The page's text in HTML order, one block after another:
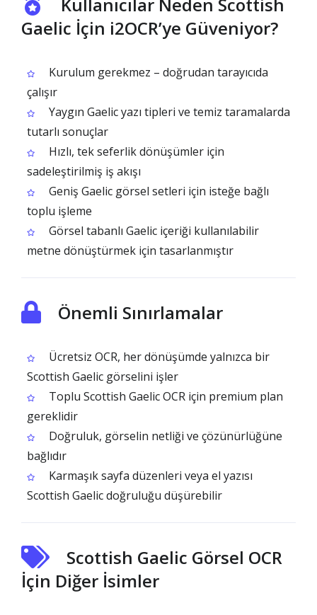
Gaelic İçin i2OCR’ye Güveniyor?
Kurulum gerekmez – doğrudan tarayıcıda
çalışır
Yaygın Gaelic yazı tipleri ve temiz taramalarda
tutarlı sonuçlar
Hızlı, tek seferlik dönüşümler için
sadeleştirilmiş iş akışı
Geniş Gaelic görsel setleri için isteğe bağlı
toplu işleme
Görsel tabanlı Gaelic içeriği kullanılabilir
metne dönüştürmek için tasarlanmıştır
Önemli Sınırlamalar
Ücretsiz OCR, her dönüşümde yalnızca bir
Scottish Gaelic görselini işler
Toplu Scottish Gaelic OCR için premium plan
gereklidir
Doğruluk, görselin netliği ve çözünürlüğüne
bağlıdır
Karmaşık sayfa düzenleri veya el yazısı
Scottish Gaelic doğruluğu düşürebilir
Scottish Gaelic Görsel OCR
İçin Diğer İsimler